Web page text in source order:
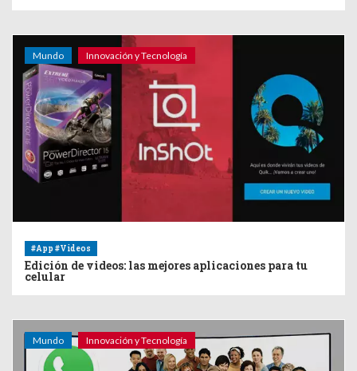
Mundo Innovación y Tecnología
#App #Videos
Edición de videos: las mejores aplicaciones para tu
celular
Mundo Innovación y Tecnología